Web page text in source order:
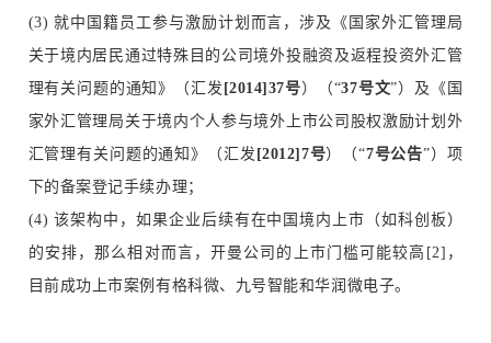
(3) 就中国籍员工参与激励计划而言，涉及《国家外汇管理局
关于境内居民通过特殊目的公司境外投融资及返程投资外汇管
理有关问题的通知》（汇发 [2014]37号）（“37号文”）及《国
家外汇管理局关于境内个人参与境外上市公司股权激励计划外
汇管理有关问题的通知》（汇发 [2012]7号）（“7号公告”）项
下的备案登记手续办理；
(4) 该架构中，如果企业后续有在中国境内上市（如科创板）
的安排，那么相对而言，开曼公司的上市门槛可能较高[2]，
目前成功上市案例有格科微、九号智能和华润微电子。